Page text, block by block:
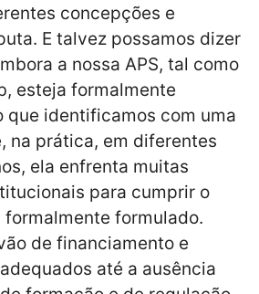
concepções e
E talvez possamos dizer
a nossa APS, tal como
esteja formalmente
que identificamos com uma
na prática, em diferentes
ela enfrenta muitas
para cumprir o
formalmente formulado.
de financiamento e
até a ausência